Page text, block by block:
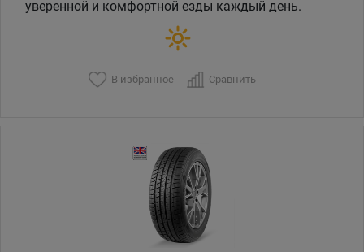
уверенной и комфортной езды каждый день.
В избранное Сравнить